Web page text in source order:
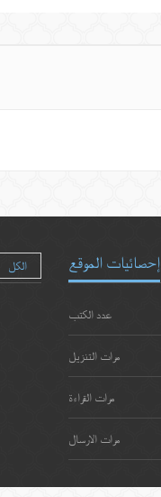
الكل إحصائيات الموقع
عدد الكتب
مرات التنزيل
مرات القراءة
مرات الارسال